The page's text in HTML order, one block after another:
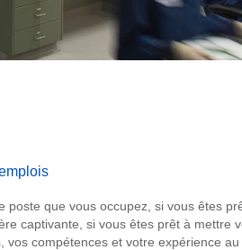
poste que vous occupez, si vous êtes
captivante, si vous êtes prêt à mettre
vos compétences et votre expérience